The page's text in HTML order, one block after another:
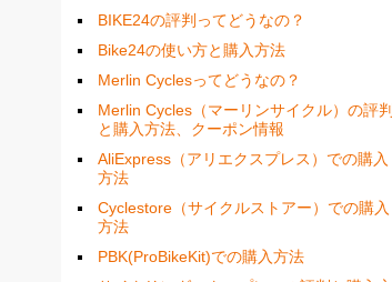
BIKE24の評判ってどうなの？
Bike24の使い方と購入方法
Merlin Cyclesってどうなの？
Merlin Cycles（マーリンサイクル）の評判
と購入方法、クーポン情報
AliExpress（アリエクスプレス）での購入
方法
Cyclestore（サイクルストアー）での購入
方法
PBK(ProBikeKit)での購入方法